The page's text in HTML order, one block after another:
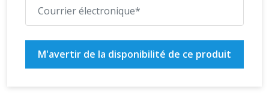
M'avertir de la disponibilité de ce produit